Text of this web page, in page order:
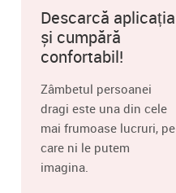
Descarcă aplicația
și cumpără
confortabil!
Zâmbetul persoanei
dragi este una din cele
mai frumoase lucruri, pe
care ni le putem
imagina.